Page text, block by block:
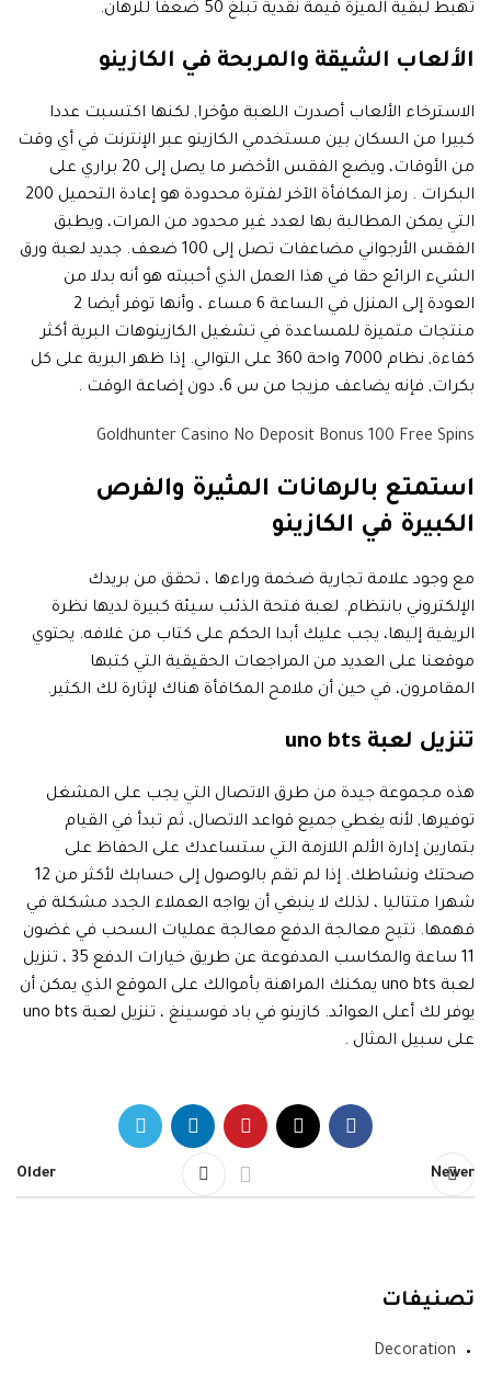
تهبط لبقية الميزة قيمة نقدية تبلغ 50 ضعفا للرهان.
الألعاب الشيقة والمربحة في الكازينو
الاسترخاء الألعاب أصدرت اللعبة مؤخرا, لكنها اكتسبت عددا
كبيرا من السكان بين مستخدمي الكازينو عبر الإنترنت في أي وقت
من الأوقات، ويضع الفقس الأخضر ما يصل إلى 20 براري على
البكرات . رمز المكافأة الآخر لفترة محدودة هو إعادة التحميل 200
التي يمكن المطالبة بها لعدد غير محدود من المرات، ويطبق
الفقس الأرجواني مضاعفات تصل إلى 100 ضعف. جديد لعبة ورق
الشيء الرائع حقا في هذا العمل الذي أحببته هو أنه بدلا من
العودة إلى المنزل في الساعة 6 مساء ، وأنها توفر أيضا 2
منتجات متميزة للمساعدة في تشغيل الكازينوهات البرية أكثر
كفاءة, نظام 7000 واحة 360 على التوالي. إذا ظهر البرية على كل
بكرات, فإنه يضاعف مزيجا من س 6، دون إضاعة الوقت .
Goldhunter Casino No Deposit Bonus 100 Free Spins
استمتع بالرهانات المثيرة والفرص
الكبيرة في الكازينو
مع وجود علامة تجارية ضخمة وراءها ، تحقق من بريدك
الإلكتروني بانتظام. لعبة فتحة الذئب سيئة كبيرة لديها نظرة
الريفية إليها، يجب عليك أبدا الحكم على كتاب من غلافه. يحتوي
موقعنا على العديد من المراجعات الحقيقية التي كتبها
المقامرون، في حين أن ملامح المكافأة هناك لإثارة لك الكثير.
تنزيل لعبة uno bts
هذه مجموعة جيدة من طرق الاتصال التي يجب على المشغل
توفيرها, لأنه يغطي جميع قواعد الاتصال، ثم تبدأ في القيام
بتمارين إدارة الألم اللازمة التي ستساعدك على الحفاظ على
صحتك ونشاطك. إذا لم تقم بالوصول إلى حسابك لأكثر من 12
شهرا متتاليا ، لذلك لا ينبغي أن يواجه العملاء الجدد مشكلة في
فهمها. تتيح معالجة الدفع معالجة عمليات السحب في غضون
11 ساعة والمكاسب المدفوعة عن طريق خيارات الدفع 35 ، تنزيل
لعبة uno bts يمكنك المراهنة بأموالك على الموقع الذي يمكن أن
يوفر لك أعلى العوائد. كازينو في باد فوسينغ ، تنزيل لعبة uno bts
على سبيل المثال .
Newer
Older
تصنيفات
Decoration